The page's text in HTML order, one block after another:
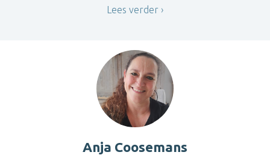
Lees verder
Anja Coosemans